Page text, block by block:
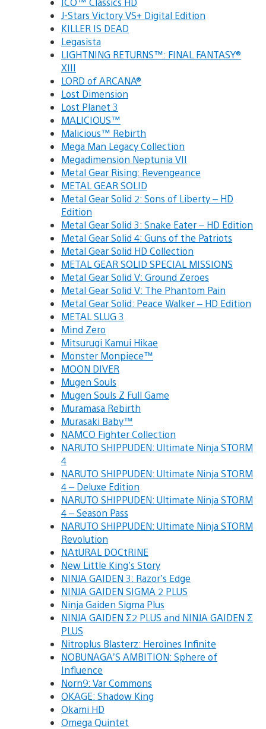
J-Stars Victory VS+ Digital Edition
KILLER IS DEAD
Legasista
LIGHTNING RETURNS™: FINAL FANTASY®
XIII
LORD of ARCANA®
Lost Dimension
Lost Planet 3
MALICIOUS™
Malicious™ Rebirth
Mega Man Legacy Collection
Megadimension Neptunia VII
Metal Gear Rising: Revengeance
METAL GEAR SOLID
Metal Gear Solid 2: Sons of Liberty – HD
Edition
Metal Gear Solid 3: Snake Eater – HD Edition
Metal Gear Solid 4: Guns of the Patriots
Metal Gear Solid HD Collection
METAL GEAR SOLID SPECIAL MISSIONS
Metal Gear Solid V: Ground Zeroes
Metal Gear Solid V: The Phantom Pain
Metal Gear Solid: Peace Walker – HD Edition
METAL SLUG 3
Mind Zero
Mitsurugi Kamui Hikae
Monster Monpiece™
MOON DIVER
Mugen Souls
Mugen Souls Z Full Game
Muramasa Rebirth
Murasaki Baby™
NAMCO Fighter Collection
NARUTO SHIPPUDEN: Ultimate Ninja STORM
4
NARUTO SHIPPUDEN: Ultimate Ninja STORM
4 – Deluxe Edition
NARUTO SHIPPUDEN: Ultimate Ninja STORM
4 – Season Pass
NARUTO SHIPPUDEN: Ultimate Ninja STORM
Revolution
NAtURAL DOCtRINE
New Little King’s Story
NINJA GAIDEN 3: Razor’s Edge
NINJA GAIDEN SIGMA 2 PLUS
Ninja Gaiden Sigma Plus
NINJA GAIDEN Σ2 PLUS and NINJA GAIDEN Σ
PLUS
Nitroplus Blasterz: Heroines Infinite
NOBUNAGA’S AMBITION: Sphere of
Influence
Norn9: Var Commons
OKAGE: Shadow King
Okami HD
Omega Quintet